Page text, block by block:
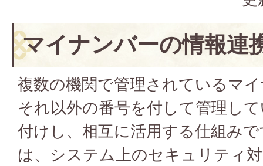
マイナンバーの情報連
複数の機関で管理されているマ
それ以外の番号を付して管理し
付けし、相互に活用する仕組み
は、システム上のセキュリティ